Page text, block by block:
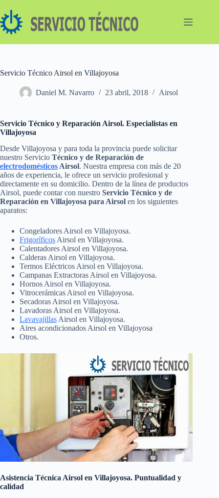
al
contenido
Servicio Técnico Airsol en Villajoyosa
Daniel M. Navarro 23 abril, 2018 Airsol
Servicio Técnico y Reparación Airsol. Especialistas en
Villajoyosa
Desde Villajoyosa y para toda la provincia puede solicitar
nuestro Servicio Técnico y de Reparación de
electrodomésticos Airsol. Nuestra empresa con más de 20
años de experiencia, le ofrece un servicio profesional y
directamente en su domicilio. Dentro de la línea de productos
Airsol, puede contar con nuestro Servicio Técnico y de
Reparación en Villajoyosa para Airsol en los siguientes
aparatos:
Congeladores Airsol en Villajoyosa.
Frigoríficos Airsol en Villajoyosa.
Calentadores Airsol en Villajoyosa.
Calderas Airsol en Villajoyosa.
Termos Eléctricos Airsol en Villajoyosa.
Campanas Extractoras Airsol en Villajoyosa.
Hornos Airsol en Villajoyosa.
Vitrocerámicas Airsol en Villajoyosa.
Secadoras Airsol en Villajoyosa.
Lavadoras Airsol en Villajoyosa.
Lavavajillas Airsol en Villajoyosa.
Aires acondicionados Airsol en Villajoyosa
Otros.
Asistencia Técnica Airsol en Villajoyosa. Puntualidad y
calidad